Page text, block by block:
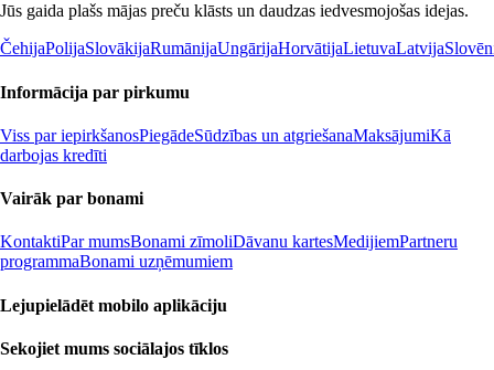
Jūs gaida plašs mājas preču klāsts un daudzas iedvesmojošas idejas.
ČehijaPolijaSlovākijaRumānijaUngārijaHorvātijaLietuvaLatvija
Informācija par pirkumu
Viss par iepirkšanosPiegādeSūdzības un atgriešanaMaksājumiKā
darbojas kredīti
Vairāk par bonami
KontaktiPar mumsBonami zīmoliDāvanu kartesMedijiemPartneru
programmaBonami uzņēmumiem
Lejupielādēt mobilo aplikāciju
Sekojiet mums sociālajos tīklos